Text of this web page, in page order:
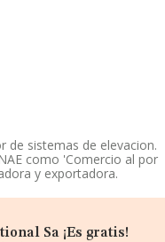
de sistemas de elevacion.
como 'Comercio al por
y exportadora.
a los niveles de
mejor posicionadas
Sa ¡Es gratis!